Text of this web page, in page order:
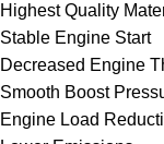
Highest Quality
Stable Engine Start
Decreased Engine
Smooth Boost
Engine Load